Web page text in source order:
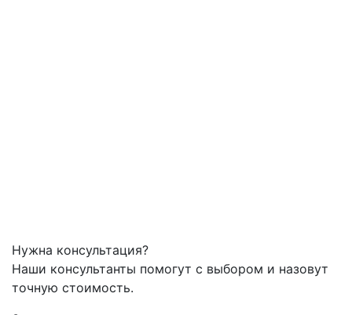
Нужна консультация?
Наши консультанты помогут с выбором и назовут
точную стоимость.